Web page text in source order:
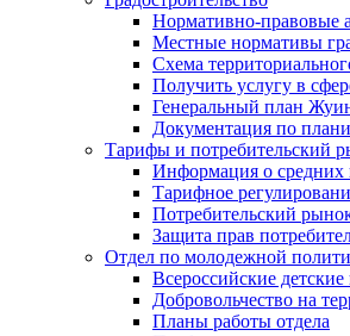
Нормативно-правовые
Местные нормативы
Схема
Получить услугу в
Генеральный план
Документация по
Тарифы и потребительский
Информация о средних
Тарифное
Потребительский
Защита прав
Отдел по молодежной
Всероссийские
Добровольчество на
Планы работы отдела